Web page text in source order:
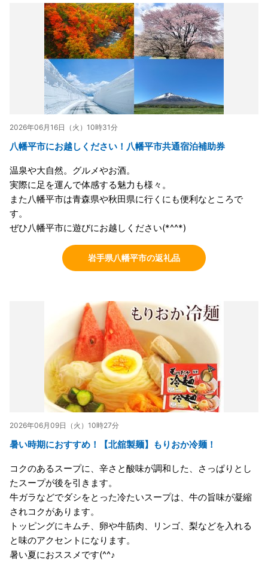
2026年06月16日（火）10時31分
八幡平市にお越しください！八幡平市共通宿泊補助券
温泉や大自然。グルメやお酒。
実際に足を運んで体感する魅力も様々。
また八幡平市は青森県や秋田県に行くにも便利なところで
す。
ぜひ八幡平市に遊びにお越しください(*^^*)
岩手県八幡平市の返礼品
2026年06月09日（火）10時27分
暑い時期におすすめ！【北舘製麺】もりおか冷麺！
コクのあるスープに、辛さと酸味が調和した、さっぱりとし
たスープが後を引きます。
牛ガラなどでダシをとった冷たいスープは、牛の旨味が凝縮
されコクがあります。
トッピングにキムチ、卵や牛筋肉、リンゴ、梨などを入れる
と味のアクセントになります。
暑い夏におススメです(^^♪